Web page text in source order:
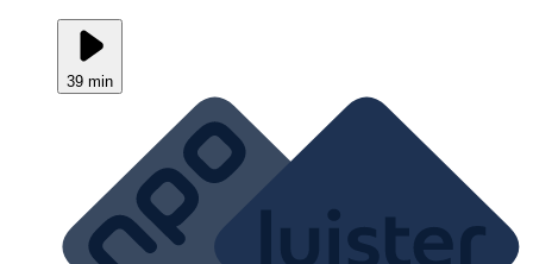
39 min